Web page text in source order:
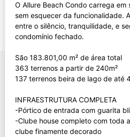
O Allure Beach Condo carrega em
sem esquecer da funcionalidade.
entre o silêncio, tranquilidade, e
condomínio fechado.
São 183.801,00 m² de área total
363 terrenos a partir de 240m²
137 terrenos beira de lago de até
INFRAESTRUTURA COMPLETA
-Pórtico de entrada com guarita
-Clube house completo com toda
clube finamente decorado